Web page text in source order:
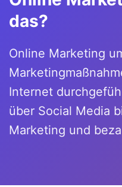
das?
Online Marketing
Internet
über Social Media
Marketing und